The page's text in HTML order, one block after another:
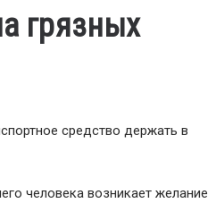
грязных
средство держать в
человека возникает желание